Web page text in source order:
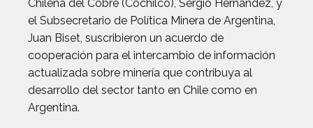
Chilena del Cobre (Cochilco), Sergio Hernández, y
el Subsecretario de Política Minera de Argentina,
Juan Biset, suscribieron un acuerdo de
cooperación para el intercambio de información
actualizada sobre minería que contribuya al
desarrollo del sector tanto en Chile como en
Argentina.